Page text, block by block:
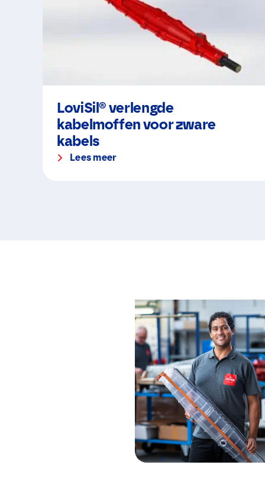
LoviSil® verlengde
kabelmoffen voor zware
kabels
Lees meer